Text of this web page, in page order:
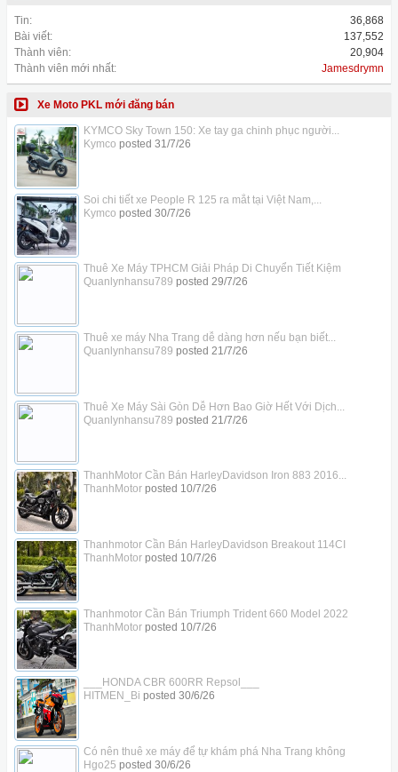
Tin:
36,868
Bài viết:
137,552
Thành viên:
20,904
Thành viên mới nhất:
Jamesdrymn
Xe Moto PKL mới đăng bán
KYMCO Sky Town 150: Xe tay ga chinh phục người...
Kymco posted 31/7/26
Soi chi tiết xe People R 125 ra mắt tại Việt Nam,...
Kymco posted 30/7/26
Thuê Xe Máy TPHCM Giải Pháp Di Chuyển Tiết Kiệm
Quanlynhansu789 posted 29/7/26
Thuê xe máy Nha Trang dễ dàng hơn nếu bạn biết...
Quanlynhansu789 posted 21/7/26
Thuê Xe Máy Sài Gòn Dễ Hơn Bao Giờ Hết Với Dịch...
Quanlynhansu789 posted 21/7/26
ThanhMotor Cần Bán HarleyDavidson Iron 883 2016...
ThanhMotorposted 10/7/26
Thanhmotor Cần Bán HarleyDavidson Breakout 114CI
ThanhMotorposted 10/7/26
Thanhmotor Cần Bán Triumph Trident 660 Model 2022
ThanhMotorposted 10/7/26
___HONDA CBR 600RR Repsol___
HITMEN_Bi posted 30/6/26
Có nên thuê xe máy để tự khám phá Nha Trang không
Hgo25 posted 30/6/26